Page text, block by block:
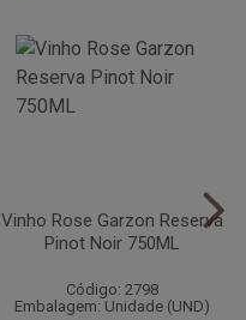
Vinho Rose Garzon Reserva
Pinot Noir 750ML
Código: 2798
Embalagem: Unidade (UND)